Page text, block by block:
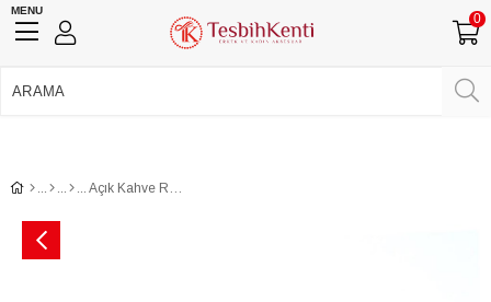
MENU
0
Açık Kahve Rengi Toz Kehribar